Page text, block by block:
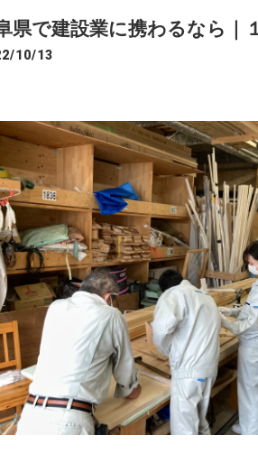
県で建設業に携わるなら｜
10/13